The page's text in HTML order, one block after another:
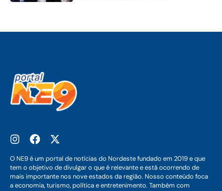
O NE9 é um portal de notícias do Nordeste fundado em 2019 e que
tem o objetivo de divulgar o que é relevante e está ocorrendo de
mais importante nos nove estados da região. Nosso conteúdo foca
a economia, turismo, política e entretenimento. Também com